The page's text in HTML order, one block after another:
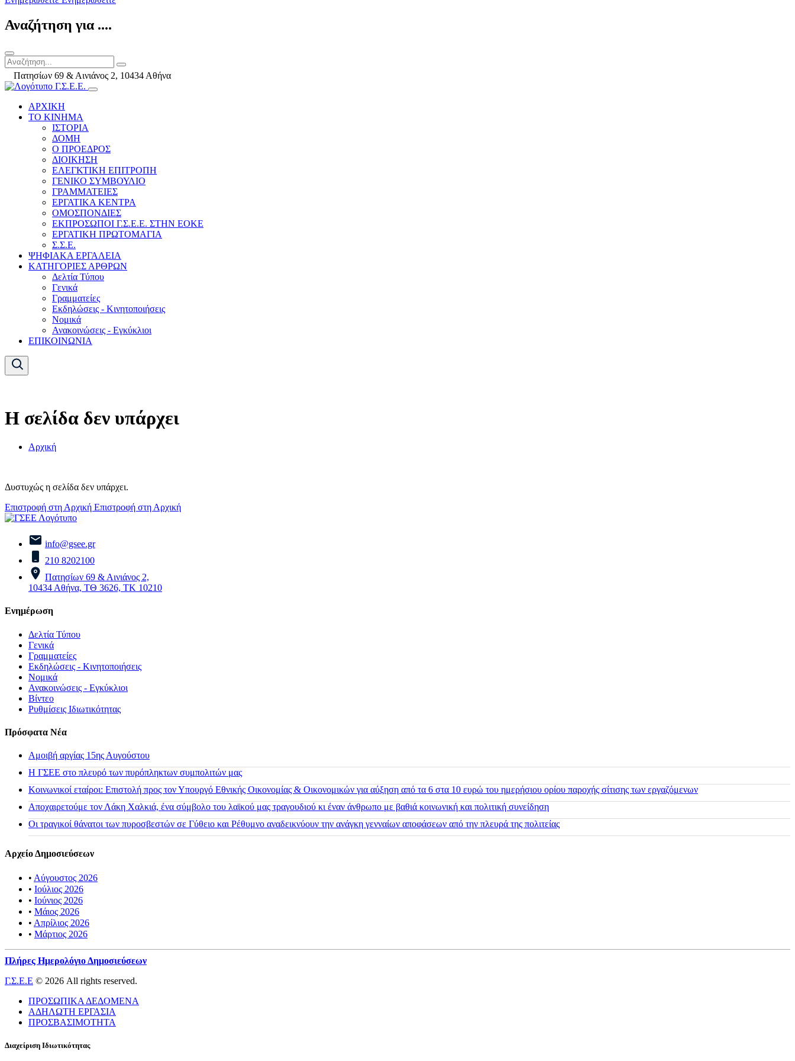
Αναζήτηση για ....
Πατησίων 69 & Αινιάνος 2, 10434 Αθήνα
ΑΡΧΙΚΗ
ΤΟ ΚΙΝΗΜΑ
ΙΣΤΟΡΙΑ
ΔΟΜΗ
Ο ΠΡΟΕΔΡΟΣ
ΔΙΟΙΚΗΣΗ
ΕΛΕΓΚΤΙΚΗ ΕΠΙΤΡΟΠΗ
ΓΕΝΙΚΟ ΣΥΜΒΟΥΛΙΟ
ΓΡΑΜΜΑΤΕΙΕΣ
ΕΡΓΑΤΙΚΑ ΚΕΝΤΡΑ
ΟΜΟΣΠΟΝΔΙΕΣ
ΕΚΠΡΟΣΩΠΟΙ Γ.Σ.Ε.Ε. ΣΤΗΝ ΕΟΚΕ
ΕΡΓΑΤΙΚΗ ΠΡΩΤΟΜΑΓΙΑ
Σ.Σ.Ε.
ΨΗΦΙΑΚΑ ΕΡΓΑΛΕΙΑ
ΚΑΤΗΓΟΡΙΕΣ ΑΡΘΡΩΝ
Δελτία Τύπου
Γενικά
Γραμματείες
Εκδηλώσεις - Κινητοποιήσεις
Νομικά
Ανακοινώσεις - Εγκύκλιοι
ΕΠΙΚΟΙΝΩΝΙΑ
Η σελίδα δεν υπάρχει
Αρχική
Δυστυχώς η σελίδα δεν υπάρχει.
Επιστροφή στη Αρχική Επιστροφή στη Αρχική
info@gsee.gr
210 8202100
Πατησίων 69 & Αινιάνος 2,
10434 Αθήνα, ΤΘ 3626, ΤΚ 10210
Ενημέρωση
Δελτία Τύπου
Γενικά
Γραμματείες
Εκδηλώσεις - Κινητοποιήσεις
Νομικά
Ανακοινώσεις - Εγκύκλιοι
Βίντεο
Ρυθμίσεις Ιδιωτικότητας
Πρόσφατα Νέα
Αμοιβή αργίας 15ης Αυγούστου
H ΓΣΕΕ στο πλευρό των πυρόπληκτων συμπολιτών μας
Κοινωνικοί εταίροι: Επιστολή προς τον Υπουργό Εθνικής Οικονομίας & Οικονομικών για αύξηση από τα 6 στα 10 ευρώ του ημερήσιου ορίου παροχής σίτισης των εργαζόμενων
Αποχαιρετούμε τον Λάκη Χαλκιά, ένα σύμβολο του λαϊκού μας τραγουδιού κι έναν άνθρωπο με βαθιά κοινωνική και πολιτική συνείδηση
Οι τραγικοί θάνατοι των πυροσβεστών σε Γύθειο και Ρέθυμνο αναδεικνύουν την ανάγκη γενναίων αποφάσεων από την πλευρά της πολιτείας
Αρχείο Δημοσιεύσεων
• Αύγουστος 2026
• Ιούλιος 2026
• Ιούνιος 2026
• Μάιος 2026
• Απρίλιος 2026
• Μάρτιος 2026
Πλήρες Ημερολόγιο Δημοσιεύσεων
Γ.Σ.Ε.Ε © 2026 All rights reserved.
ΠΡΟΣΩΠΙΚΑ ΔΕΔΟΜΕΝΑ
ΑΔΗΛΩΤΗ ΕΡΓΑΣΙΑ
ΠΡΟΣΒΑΣΙΜΟΤΗΤΑ
Διαχείριση Ιδιωτικότητας